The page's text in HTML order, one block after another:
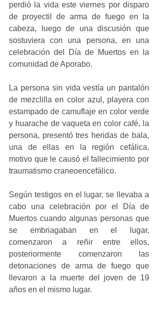
perdió la vida este viernes por disparo
de proyectil de arma de fuego en la
cabeza, luego de una discusión que
sostuviera con una persona, en una
celebración del Día de Muertos en la
comunidad de Aporabo.
La persona sin vida vestía un pantalón
de mezclilla en color azul, playera con
estampado de camuflaje en color verde
y huarache de vaqueta en color café, la
persona, presentó tres heridas de bala,
una de ellas en la región cefálica,
motivo que le causó el fallecimiento por
traumatismo craneoencefálico.
Según testigos en el lugar, se llevaba a
cabo una celebración por el Día de
Muertos cuando algunas personas que
se embriagaban en el lugar,
comenzaron a reñir entre ellos,
posteriormente comenzaron las
detonaciones de arma de fuego que
llevaron a la muerte del joven de 19
años en el mismo lugar.